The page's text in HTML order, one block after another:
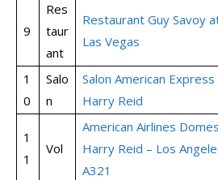
9
Res
taur
ant
Restaurant Guy Savoy
Las Vegas
1
0
Salo
n
Salon American
Harry Reid
1
1
Vol
American Airlines
Harry Reid – Los
A321